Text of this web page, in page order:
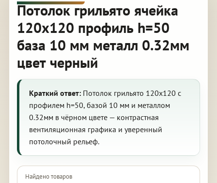
Потолок грильято ячейка
120х120 профиль h=50
база 10 мм металл 0.32мм
цвет черный
Краткий ответ:Потолок грильято 120х120 с
профилем h=50, базой 10 мм и металлом
0.32мм в чёрном цвете — контрастная
вентиляционная графика и уверенный
потолочный рельеф.
Найдено товаров